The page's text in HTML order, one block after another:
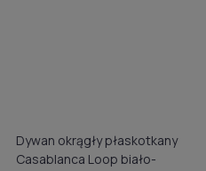
Dywan okrągły płaskotkany
Casablanca Loop biało-